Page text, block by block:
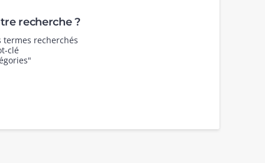
recherche ?
recherchés
clé